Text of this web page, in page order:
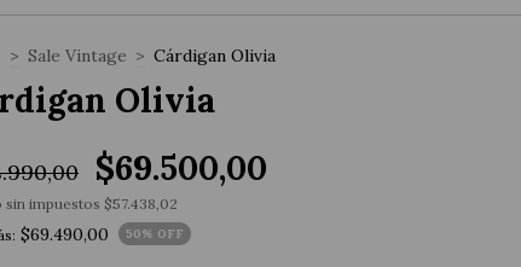
> Sale Vintage > Cárdigan Olivia
Olivia
$69.500,00
sin impuestos $57.438,02
$69.490,00 50% OFF